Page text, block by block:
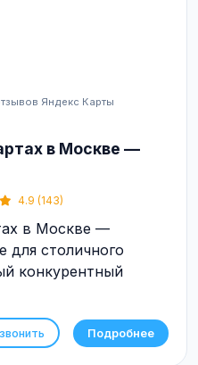
Яндекс Карты
в Москве —
4.9 (143)
в Москве —
для столичного
конкурентный
Подробнее